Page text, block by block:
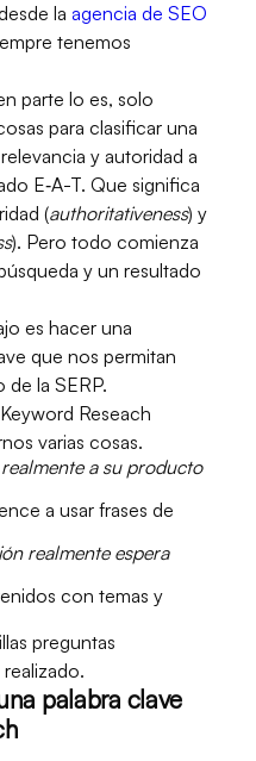
la agencia de SEO
tenemos
parte lo es, solo
para clasificar una
y autoridad a
E‑A-T. Que significa
(authoritativeness) y
). Pero todo comienza
y un resultado
es hacer una
que nos permitan
la SERP.
Reseach
varias cosas.
a su producto
a usar frases de
realmente espera
con temas y
preguntas
palabra clave